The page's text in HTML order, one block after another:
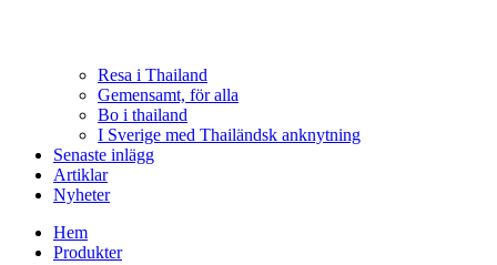
Resa i Thailand
Gemensamt, för alla
Bo i thailand
I Sverige med Thailändsk anknytning
Senaste inlägg
Artiklar
Nyheter
Hem
Produkter